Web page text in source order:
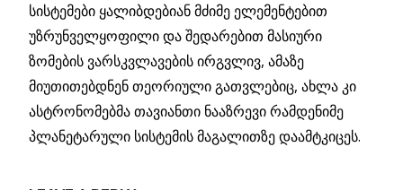
სისტემები ყალიბდებიან მძიმე ელემენტებით
უზრუნველყოფილი და შედარებით მასიური
ზომების ვარსკვლავების ირგვლივ, ამაზე
მიუთითებდნენ თეორიული გათვლებიც, ახლა კი
ასტრონომებმა თავიანთი ნააზრევი რამდენიმე
პლანეტარული სისტემის მაგალითზე დაამტკიცეს.